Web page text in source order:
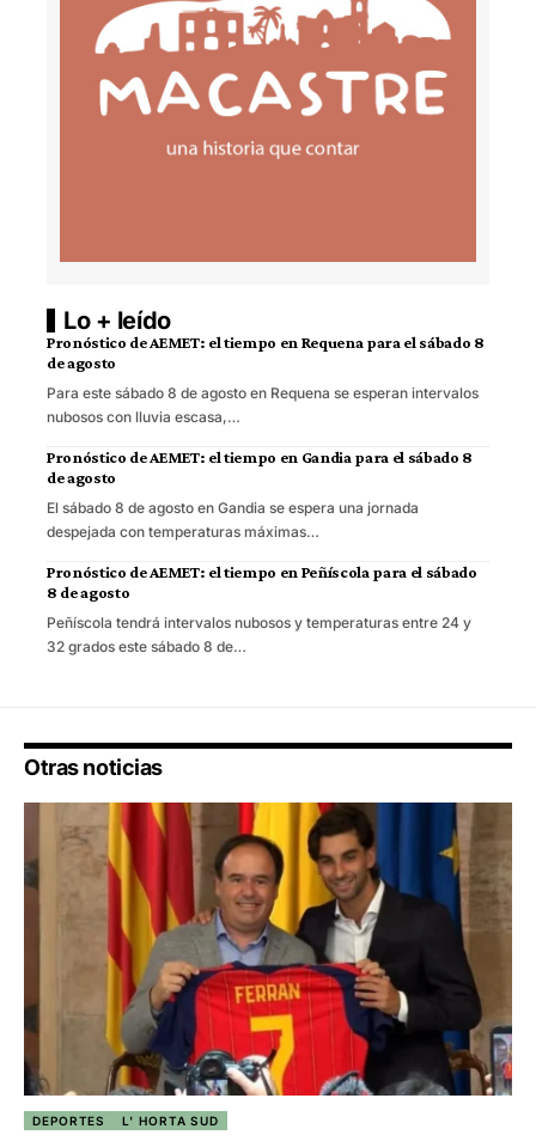
Lo + leído
Pronóstico de AEMET: el tiempo en Requena para el sábado 8
de agosto
Para este sábado 8 de agosto en Requena se esperan intervalos
nubosos con lluvia escasa,…
Pronóstico de AEMET: el tiempo en Gandia para el sábado 8
de agosto
El sábado 8 de agosto en Gandia se espera una jornada
despejada con temperaturas máximas…
Pronóstico de AEMET: el tiempo en Peñíscola para el sábado
8 de agosto
Peñíscola tendrá intervalos nubosos y temperaturas entre 24 y
32 grados este sábado 8 de…
Otras noticias
DEPORTES L' HORTA SUD